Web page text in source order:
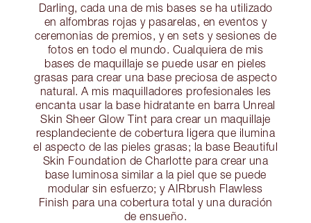
Darling, cada una de mis bases se ha utilizado
en alfombras rojas y pasarelas, en eventos y
ceremonias de premios, y en sets y sesiones de
fotos en todo el mundo. Cualquiera de mis
bases de maquillaje se puede usar en pieles
grasas para crear una base preciosa de aspecto
natural. A mis maquilladores profesionales les
encanta usar la base hidratante en barra Unreal
Skin Sheer Glow Tint para crear un maquillaje
resplandeciente de cobertura ligera que ilumina
el aspecto de las pieles grasas; la base Beautiful
Skin Foundation de Charlotte para crear una
base luminosa similar a la piel que se puede
modular sin esfuerzo; y AIRbrush Flawless
Finish para una cobertura total y una duración
de ensueño.